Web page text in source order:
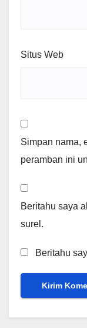
Situs Web
Simpan nama,
peramban ini
Beritahu saya
surel.
Beritahu